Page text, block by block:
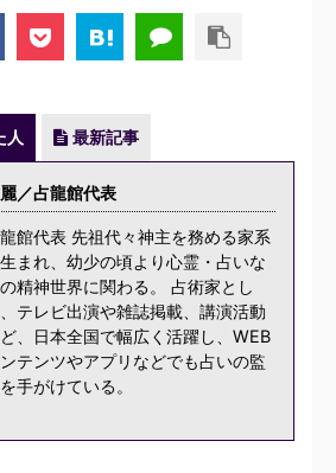
人 最新記事
／占龍館代表
館代表 先祖代々神主を務める家系
まれ、幼少の頃より心霊・占いな
精神世界に関わる。 占術家とし
テレビ出演や雑誌掲載、講演活動
、日本全国で幅広く活躍し、WEB
テンツやアプリなどでも占いの監
手がけている。